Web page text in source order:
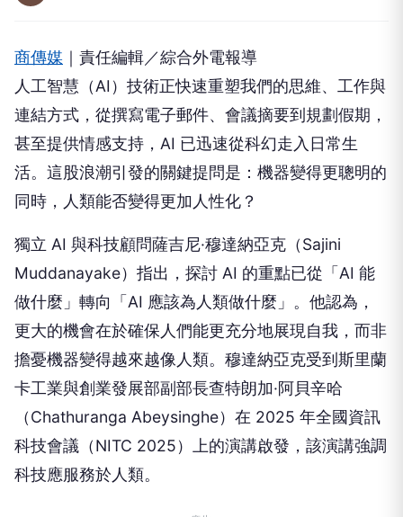
商傳媒 ｜責任編輯／綜合外電報導
人工智慧（AI）技術正快速重塑我們的思維、工作與
連結方式，從撰寫電子郵件、會議摘要到規劃假期，
甚至提供情感支持，AI 已迅速從科幻走入日常生
活。這股浪潮引發的關鍵提問是：機器變得更聰明的
同時，人類能否變得更加人性化？
獨立 AI 與科技顧問薩吉尼·穆達納亞克（Sajini
Muddanayake）指出，探討 AI 的重點已從「AI 能
做什麼」轉向「AI 應該為人類做什麼」。他認為，
更大的機會在於確保人們能更充分地展現自我，而非
擔憂機器變得越來越像人類。穆達納亞克受到斯里蘭
卡工業與創業發展部副部長查特朗加·阿貝辛哈
（Chathuranga Abeysinghe）在 2025 年全國資訊
科技會議（NITC 2025）上的演講啟發，該演講強調
科技應服務於人類。